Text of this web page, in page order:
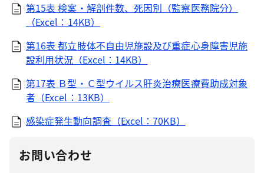
第15表 検案・解剖件数、死因別（監察医務院分）
（Excel：14KB）
第16表 都立肢体不自由児施設及び重症心身障害児施
設利用状況（Excel：14KB）
第17表 Ｂ型・Ｃ型ウイルス肝炎治療医療費助成対象
者（Excel：13KB）
感染症発生動向調査（Excel：70KB）
お問い合わせ